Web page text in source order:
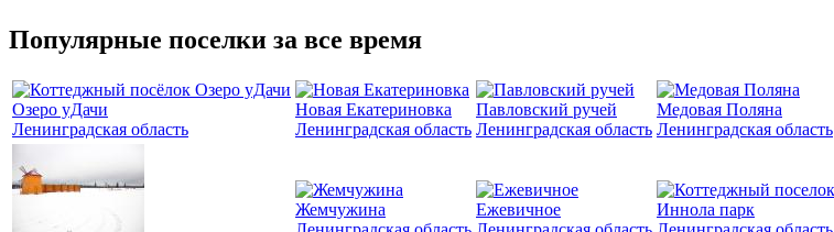
Популярные поселки за все время
Озеро уДачи
Ленинградская область
Новая Екатериновка
Ленинградская область
Павловский ручей
Ленинградская область
Медовая Поляна
Ленинградская область
Жемчужина
Ежевичное
Иннола парк